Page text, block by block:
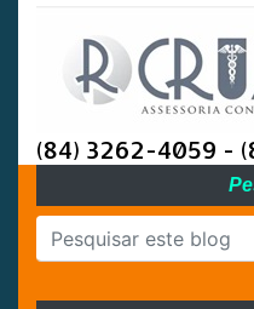
(84) 3262-4059 -